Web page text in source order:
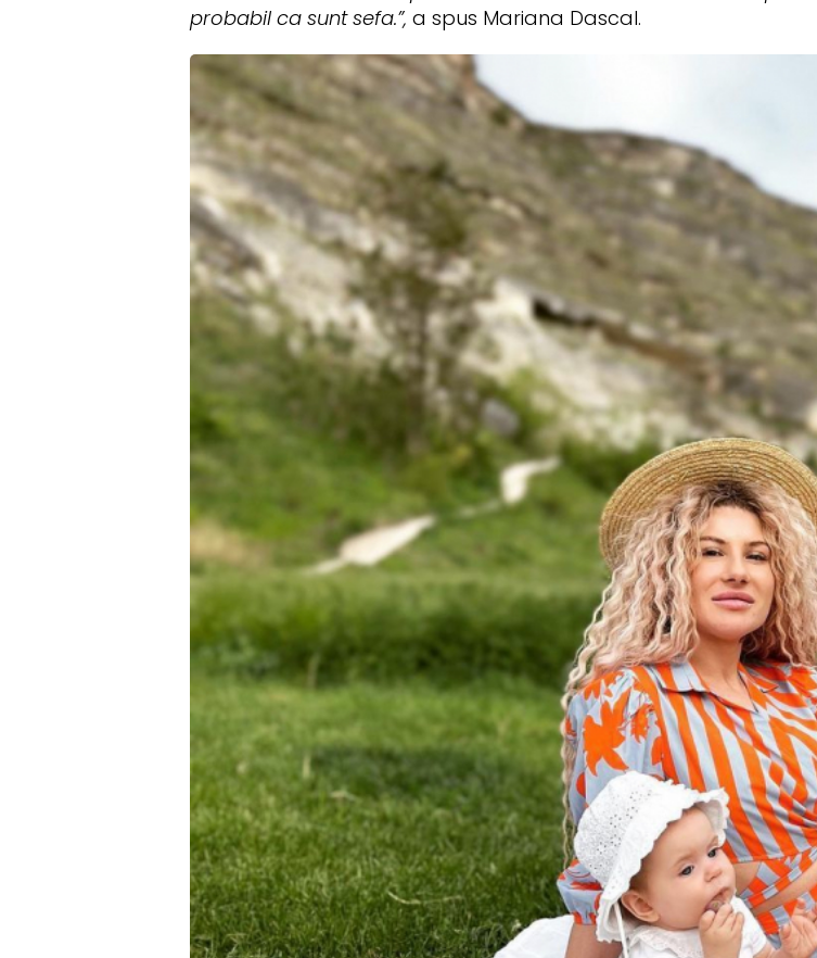
probabil ca sunt sefa.”, a spus Mariana Dascal.